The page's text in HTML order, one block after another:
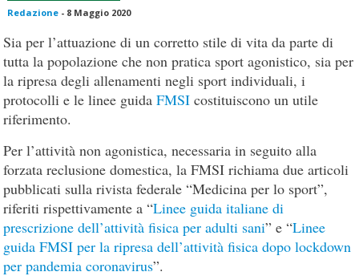
Redazione - 8 Maggio 2020
Sia per l’attuazione di un corretto stile di vita da parte di
tutta la popolazione che non pratica sport agonistico, sia per
la ripresa degli allenamenti negli sport individuali, i
protocolli e le linee guidaFMSI costituiscono un utile
riferimento.
Per l’attività non agonistica, necessaria in seguito alla
forzata reclusione domestica, la FMSI richiama due articoli
pubblicati sulla rivista federale “Medicina per lo sport”,
riferiti rispettivamente a “Linee guida italiane di
prescrizione dell’attività fisica per adulti sani” e “Linee
guida FMSI per la ripresa dell’attività fisica dopo lockdown
per pandemia coronavirus”.